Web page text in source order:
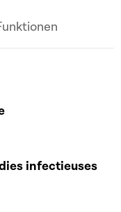
infectieuses